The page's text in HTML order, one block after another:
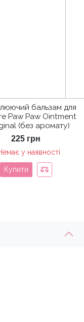
бальзам для
Paw Paw Ointment
(без аромату)
225 грн
у наявності
Купити